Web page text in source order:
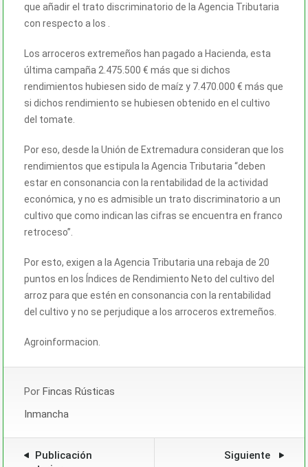
que añadir el trato discriminatorio de la Agencia Tributaria
con respecto a los .
Los arroceros extremeños han pagado a Hacienda, esta
última campaña 2.475.500 € más que si dichos
rendimientos hubiesen sido de maíz y 7.470.000 € más que
si dichos rendimiento se hubiesen obtenido en el cultivo
del tomate.
Por eso, desde la Unión de Extremadura consideran que los
rendimientos que estipula la Agencia Tributaria “deben
estar en consonancia con la rentabilidad de la actividad
económica, y no es admisible un trato discriminatorio a un
cultivo que como indican las cifras se encuentra en franco
retroceso”.
Por esto, exigen a la Agencia Tributaria una rebaja de 20
puntos en los Índices de Rendimiento Neto del cultivo del
arroz para que estén en consonancia con la rentabilidad
del cultivo y no se perjudique a los arroceros extremeños.
Agroinformacion.
Por Fincas Rústicas
Inmancha
Publicación
Siguiente